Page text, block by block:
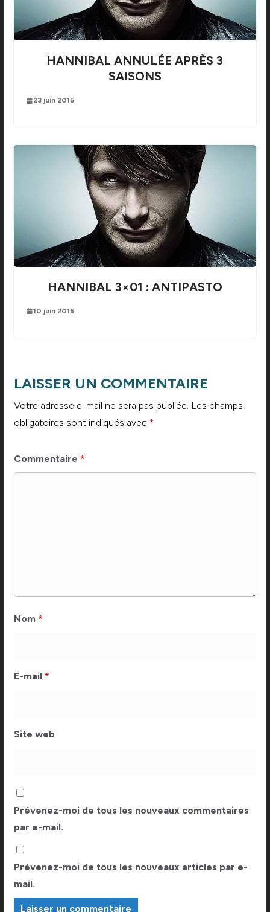
HANNIBAL ANNULÉE APRÈS 3
SAISONS
23 juin 2015
HANNIBAL 3×01 : ANTIPASTO
10 juin 2015
LAISSER UN COMMENTAIRE
Votre adresse e-mail ne sera pas publiée. Les champs
obligatoires sont indiqués avec *
Commentaire *
Nom *
E-mail *
Site web
Prévenez-moi de tous les nouveaux commentaires
par e-mail.
Prévenez-moi de tous les nouveaux articles par e-
mail.